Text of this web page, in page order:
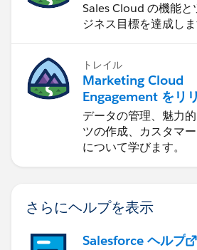
Sales Cloud の機能
ジネス目標を達成しま
トレイル
Marketing Cloud
Engagement をリ
する
データの管理、魅力
ツの作成、カスタマ
について学びます。
さらにヘルプを表示
Salesforce ヘルプ